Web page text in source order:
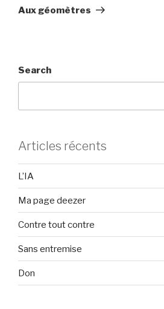
Post
Aux géomètres
Search
Articles récents
L’IA
Ma page deezer
Contre tout contre
Sans entremise
Don